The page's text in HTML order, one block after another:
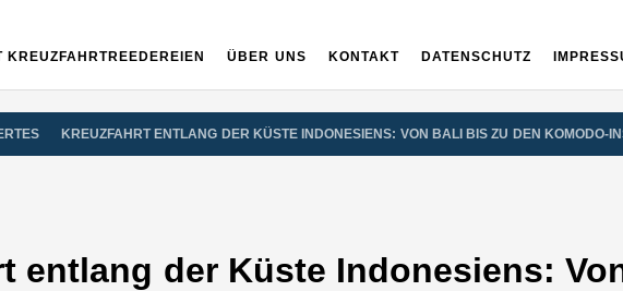
KREUZFAHRTREEDEREIEN ÜBER UNS KONTAKT DATENSCHUTZ
KREUZFAHRT ENTLANG DER KÜSTE INDONESIENS: VON BALI BIS ZU DEN KOMODO-
entlang der Küste Indonesiens: